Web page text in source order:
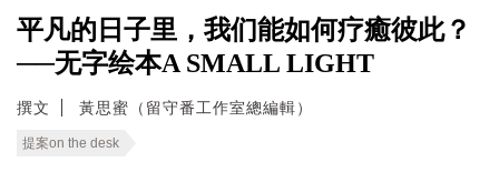
平凡的日子里，我们能如何疗癒彼此？
──无字绘本A SMALL LIGHT
撰文 黃思蜜（留守番工作室總編輯）
提案on the desk